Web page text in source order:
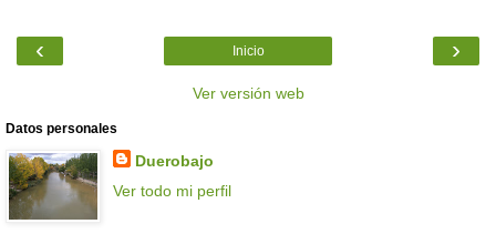
‹ ›
Inicio
Ver versión web
Datos personales
Duerobajo
Ver todo mi perfil